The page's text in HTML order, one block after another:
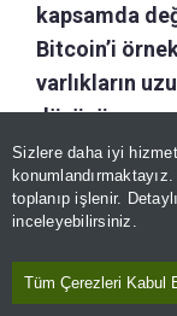
Sizlere daha iyi
toplanıp işlenir.
inceleyebilirsiniz.
Tüm Çerezleri Kabul
kapsamda
Bitcoin’i
varlıkların
düşünüyor.